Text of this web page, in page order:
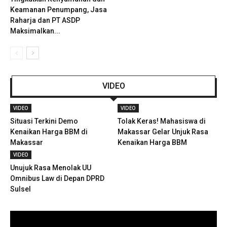
Keamanan Penumpang, Jasa
Raharja dan PT ASDP
Maksimalkan...
VIDEO
VIDEO
Situasi Terkini Demo
Kenaikan Harga BBM di
Makassar
VIDEO
Tolak Keras! Mahasiswa di
Makassar Gelar Unjuk Rasa
Kenaikan Harga BBM
VIDEO
Unujuk Rasa Menolak UU
Omnibus Law di Depan DPRD
Sulsel